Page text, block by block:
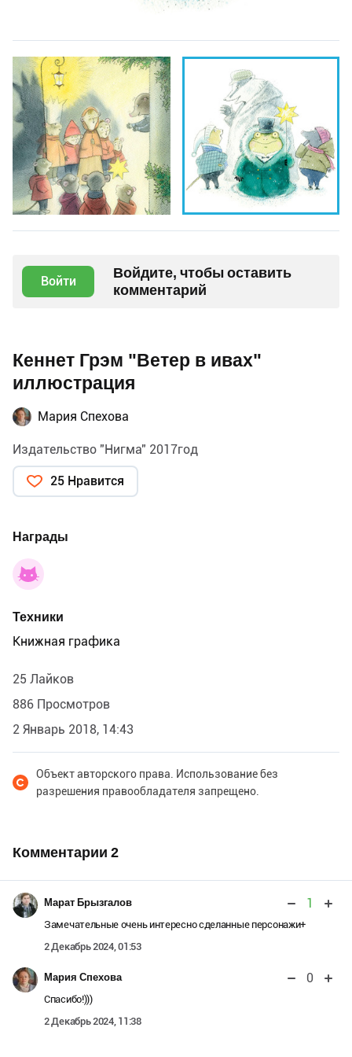
Войти
Войдите, чтобы оставить
комментарий
Кеннет Грэм "Ветер в ивах"
иллюстрация
Мария Спехова
Издательство "Нигма" 2017год
25 Нравится
Награды
Техники
Книжная графика
25 Лайков
886 Просмотров
2 Январь 2018, 14:43
Объект авторского права. Использование без
разрешения правообладателя запрещено.
Комментарии 2
Марат Брызгалов 1
Замечательные очень интересно сделанные персонажи+
2 Декабрь 2024, 01:53
Мария Спехова 0
Спасибо!)))
2 Декабрь 2024, 11:38